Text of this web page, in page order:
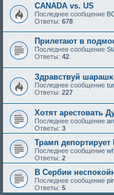
CANADA vs. US
Последнее сообщение
Ответы: 678
Прилетают в
Последнее сообщение
Ответы: 42
Здравствуй
Последнее сообщение
Ответы: 227
Хотят арестовать
Последнее сообщение
Ответы: 3
Трамп депортирует
Последнее сообщение
Ответы: 2
В Сербии
Последнее сообщение
Ответы: 5